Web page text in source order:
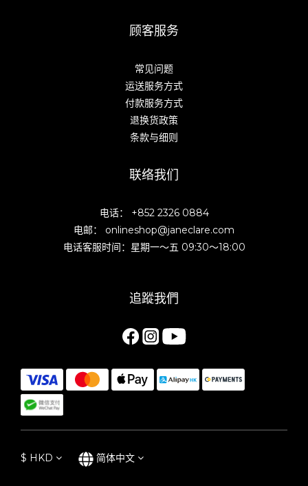
顾客服务
常见问题
运送服务方式
付款服务方式
退换货政策
条款与细则
联络我们
电话： +852 2326 0884
电邮： onlineshop@janeclare.com
电话客服时间：星期一～五 09:30～18:00
追蹤我們
$ HKD 简体中文